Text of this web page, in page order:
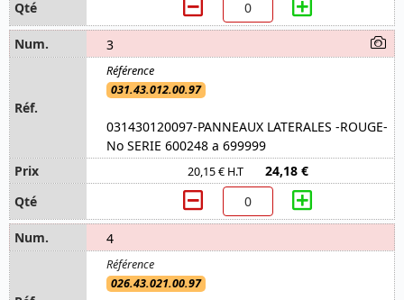
3
031.43.012.00.97
031430120097-PANNEAUX LATERALES -ROUGE-
No SERIE 600248 a 699999
20,15 € H.T 24,18 €
4
026.43.021.00.97